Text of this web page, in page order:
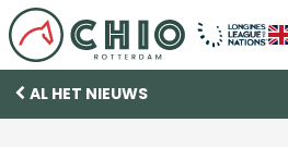
AL HET NIEUWS